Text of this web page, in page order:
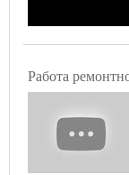
Работа